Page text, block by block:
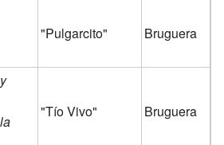
"Pulgarcito" Bruguera
"Tío Vivo" Bruguera